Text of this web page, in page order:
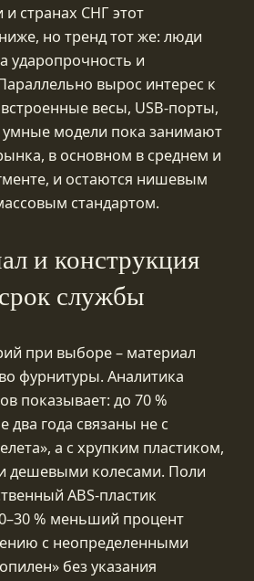
и странах СНГ этот
но тренд тот же: люди
ударопрочность и
вырос интерес к
весы, USB‑порты,
модели пока занимают
в основном в среднем и
и остаются нишевым
стандартом.
и конструкция
службы
при выборе – материал
фурнитуры. Аналитика
показывает: до 70 %
два года связаны не с
а с хрупким пластиком,
дешевыми колесами. Поли
ABS‑пластик
% меньший процент
с неопределенными
без указания